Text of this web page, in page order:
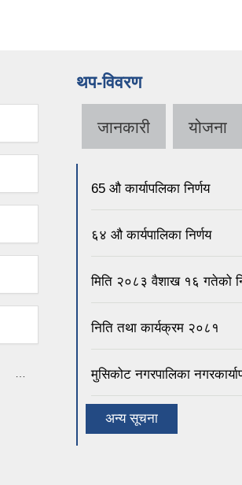
…
थप-विवरण
जानकारी योजना
65 औ कार्यापलिका निर्णय
६४ औ कार्यपालिका निर्णय
मिति २०८३ वैशाख १६ गतेको
निति तथा कार्यक्रम २०८१
मुसिकोट नगरपालिका
अन्य सूचना